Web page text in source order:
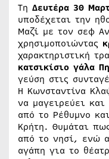
Τη Δευτέρα 30
υποδέχεται την
Μαζί με τον σεφ
χρησιμοποιώντας
χαρακτηριστική
κατσικίσιο γάλα
γεύση στις
Η Κωνσταντίνα
να μαγειρεύει
από το Ρέθυμνο
Κρήτη. Θυμάται
από το νησί, ενώ
αγάπη για το